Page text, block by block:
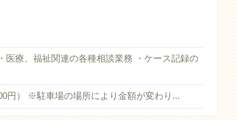
医療、福祉関連の各種相談業務 ・ケース記録の
円） ※駐車場の場所により金額が変わり...